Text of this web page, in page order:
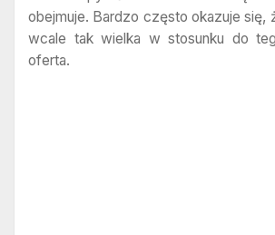
obejmuje. Bardzo często okazuje się,
wcale tak wielka w stosunku do
oferta.